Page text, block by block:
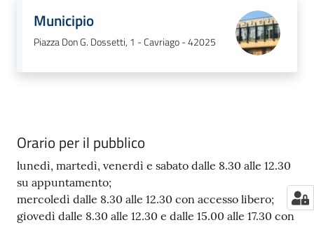
Municipio
Piazza Don G. Dossetti, 1 - Cavriago - 42025
Orario per il pubblico
lunedì, martedì, venerdì e sabato dalle 8.30 alle 12.30
su appuntamento;
mercoledì dalle 8.30 alle 12.30 con accesso libero;
giovedì dalle 8.30 alle 12.30 e dalle 15.00 alle 17.30 con